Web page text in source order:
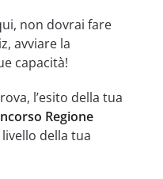
non dovrai fare
avviare la
capacità!
l’esito della tua
Regione
della tua